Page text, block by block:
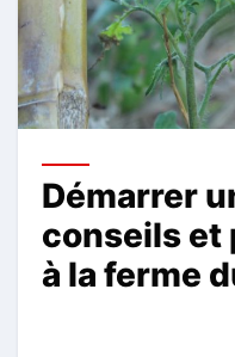
Démarrer
conseils et
à la ferme